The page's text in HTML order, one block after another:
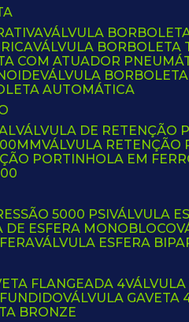
VÁLVULA
VÁLVULA BORBOLETA
COM ATUADOR
VÁLVULA
AUTOMÁTICA
VÁLVULA DE RETENÇÃO
VÁLVULA
PORTINHOLA EM
5000 PSI VÁLVULA
DE ESFERA MONOBLOCO
VÁLVULA ESFERA
FLANGEADA 4
VÁLVULA GAVETA
BRONZE